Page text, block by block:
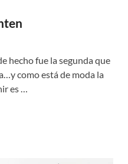
hecho fue la segunda que
como está de moda la
es …